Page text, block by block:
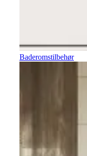
Baderomstilbehør